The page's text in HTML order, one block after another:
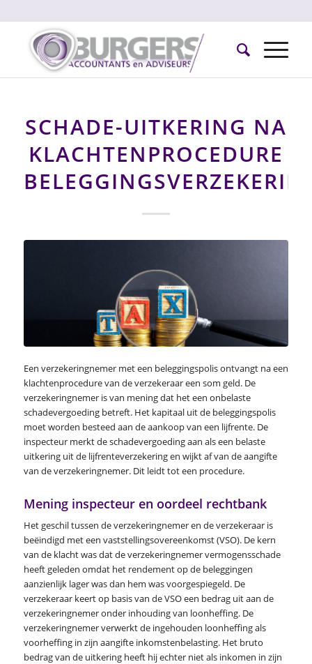
SCHADE-UITKERING NA
KLACHTENPROCEDURE
Een verzekeringnemer met een beleggingspolis ontvangt na een
klachtenprocedure van de verzekeraar een som geld. De
verzekeringnemer is van mening dat het een onbelaste
schadevergoeding betreft. Het kapitaal uit de beleggingspolis
moet worden besteed aan de aankoop van een lijfrente. De
inspecteur merkt de schadevergoeding aan als een belaste
uitkering uit de lijfrenteverzekering en wijkt af van de aangifte
van de verzekeringnemer. Dit leidt tot een procedure.
Mening inspecteur en oordeel rechtbank
Het geschil tussen de verzekeringnemer en de verzekeraar is
beëindigd met een vaststellingsovereenkomst (VSO). De kern
van de klacht was dat de verzekeringnemer vermogensschade
heeft geleden omdat het rendement op de beleggingen
aanzienlijk lager was dan hem was voorgespiegeld. De
verzekeraar keert op basis van de VSO een bedrag uit aan de
verzekeringnemer onder inhouding van loonheffing. De
verzekeringnemer verwerkt de ingehouden loonheffing als
voorheffing in zijn aangifte inkomstenbelasting. Het bruto
bedrag van de uitkering heeft hij echter niet als inkomen in zijn